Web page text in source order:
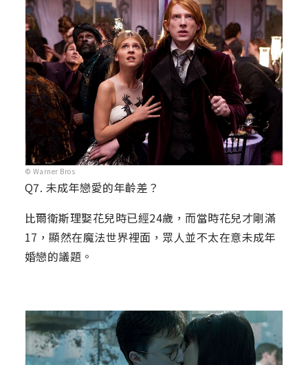
© Warner Bros
Q7. 未成年戀愛的年齡差？
比爾衛斯理娶花兒時已經24歲，而當時花兒才剛滿
17，顯然在魔法世界裡面，眾人並不太在意未成年
婚戀的議題。